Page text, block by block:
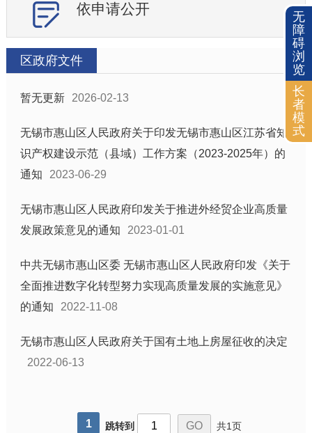
医疗卫生
安全生产
食品药品安全
公共文化体育
机构公开
行政权力运行
政府采购
重大决策预公开
重点工作
重大项目
国有企业信息
依申请公开
区政府文件
暂无更新 2026-02-13
无锡市惠山区人民政府关于印发无锡市惠山区江苏省知
识产权建设示范（县域）工作方案（2023-2025年）的
通知
2023-06-29
无锡市惠山区人民政府印发关于推进外经贸企业高质量
发展政策意见的通知
2023-01-01
中共无锡市惠山区委 无锡市惠山区人民政府印发《关于
全面推进数字化转型努力实现高质量发展的实施意见》
的通知
2022-11-08
无锡市惠山区人民政府关于国有土地上房屋征收的决定
2022-06-13
1 跳转到 共1页
无
障
碍
浏
览
长
者
模
式